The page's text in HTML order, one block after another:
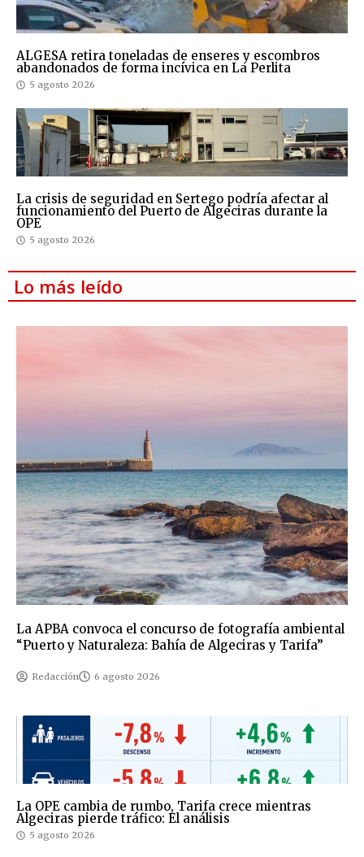
ALGESA retira toneladas de enseres y escombros
abandonados de forma incívica en La Perlita
5 agosto 2026
La crisis de seguridad en Sertego podría afectar al
funcionamiento del Puerto de Algeciras durante la
OPE
5 agosto 2026
Lo más leído
La APBA convoca el concurso de fotografía ambiental
“Puerto y Naturaleza: Bahía de Algeciras y Tarifa”
Redacción 6 agosto 2026
La OPE cambia de rumbo, Tarifa crece mientras
Algeciras pierde tráfico: El análisis
5 agosto 2026